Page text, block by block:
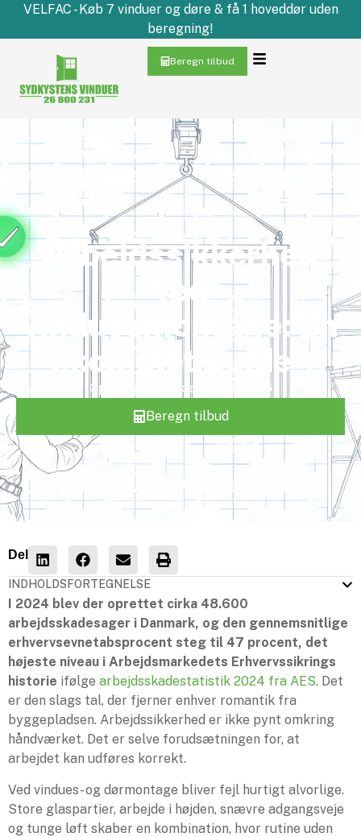
VELFAC - Køb 7 vinduer og døre & få 1 hoveddør uden
beregning!
Beregn tilbud
Arbejdssikkerhed
ved
vinduesmontage: En
komplet guide
Opdateret
mandag 8. jun 2026
Beregn tilbud
Del
INDHOLDSFORTEGNELSE
I 2024 blev der oprettet cirka 48.600
arbejdsskadesager i Danmark, og den gennemsnitlige
erhvervsevnetabsprocent steg til 47 procent, det
højeste niveau i Arbejdsmarkedets Erhvervssikrings
historie ifølge arbejdsskadestatistik 2024 fra AES. Det
er den slags tal, der fjerner enhver romantik fra
byggepladsen. Arbejdssikkerhed er ikke pynt omkring
håndværket. Det er selve forudsætningen for, at
arbejdet kan udføres korrekt.
Ved vindues- og dørmontage bliver fejl hurtigt alvorlige.
Store glaspartier, arbejde i højden, snævre adgangsveje
og tunge løft skaber en kombination, hvor rutine uden